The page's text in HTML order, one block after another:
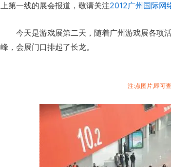
上第一线的展会报道，敬请关注2012广州国际网
今天是游戏展第二天，随着广州游戏展各项
峰，会展门口排起了长龙。
注:点图片,即可